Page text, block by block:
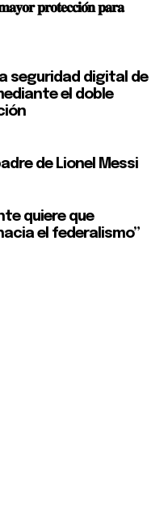
𝐩𝐫𝐨𝐭𝐞𝐜𝐜𝐢𝐨́𝐧 𝐩𝐚𝐫𝐚
seguridad digital de
el doble
de Lionel Messi
quiere que
el federalismo”